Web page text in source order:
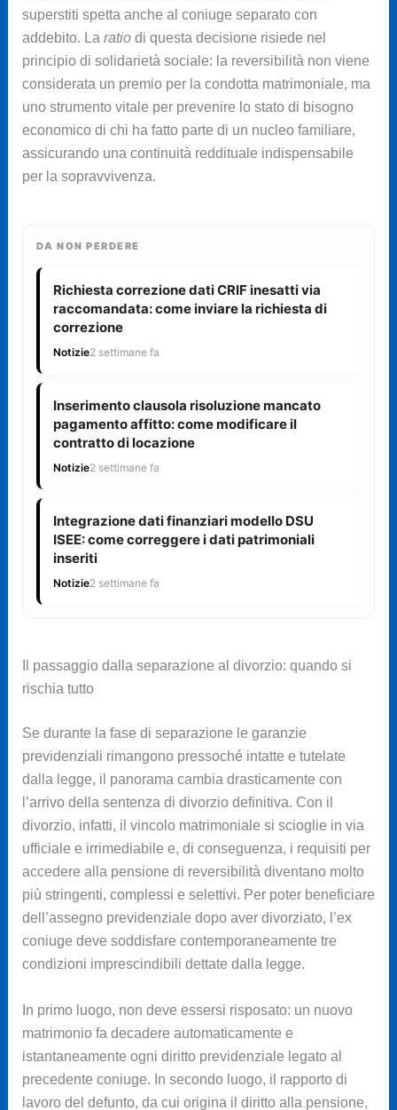
superstiti spetta anche al coniuge separato con
addebito. La ratiodi questa decisione risiede nel
principio di solidarietà sociale: la reversibilità non viene
considerata un premio per la condotta matrimoniale, ma
uno strumento vitale per prevenire lo stato di bisogno
economico di chi ha fatto parte di un nucleo familiare,
assicurando una continuità reddituale indispensabile
per la sopravvivenza.
DA NON PERDERE
Richiesta correzione dati CRIF inesatti via
raccomandata: come inviare la richiesta di
correzione
Notizie2 settimane fa
Inserimento clausola risoluzione mancato
pagamento affitto: come modificare il
contratto di locazione
Notizie2 settimane fa
Integrazione dati finanziari modello DSU
ISEE: come correggere i dati patrimoniali
inseriti
Notizie2 settimane fa
Il passaggio dalla separazione al divorzio: quando si
rischia tutto
Se durante la fase di separazione le garanzie
previdenziali rimangono pressoché intatte e tutelate
dalla legge, il panorama cambia drasticamente con
l’arrivo della sentenza di divorzio definitiva. Con il
divorzio, infatti, il vincolo matrimoniale si scioglie in via
ufficiale e irrimediabile e, di conseguenza, i requisiti per
accedere alla pensione di reversibilità diventano molto
più stringenti, complessi e selettivi. Per poter beneficiare
dell’assegno previdenziale dopo aver divorziato, l’ex
coniuge deve soddisfare contemporaneamente tre
condizioni imprescindibili dettate dalla legge.
In primo luogo, non deve essersi risposato: un nuovo
matrimonio fa decadere automaticamente e
istantaneamente ogni diritto previdenziale legato al
precedente coniuge. In secondo luogo, il rapporto di
lavoro del defunto, da cui origina il diritto alla pensione,